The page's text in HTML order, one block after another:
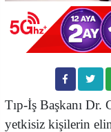
Tıp-İş Başkanı
yetkisiz kişilerin